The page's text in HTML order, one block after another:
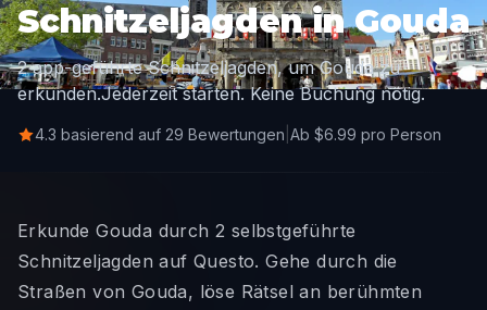
Schnitzeljagden in Gouda
2 app-geführte Schnitzeljagden, um Gouda zu
erkunden.Jederzeit starten. Keine Buchung nötig.
4.3 basierend auf 29 Bewertungen Ab $6.99 pro Person
Erkunde Gouda durch 2 selbstgeführte
Schnitzeljagden auf Questo. Gehe durch die
Straßen von Gouda, löse Rätsel an berühmten